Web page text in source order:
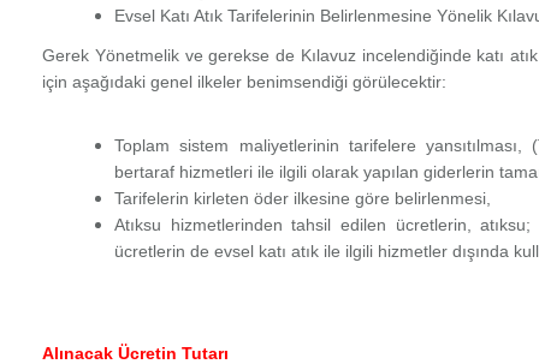
Evsel Katı Atık Tarifelerinin Belirlenmesine Yönelik
Gerek Yönetmelik ve gerekse de Kılavuz incelendiğinde katı
için aşağıdaki genel ilkeler benimsendiği görülecektir:
Toplam sistem maliyetlerinin tarifelere
bertaraf hizmetleri ile ilgili olarak yapılan giderlerin
Tarifelerin kirleten öder ilkesine göre belirlenmesi,
Atıksu hizmetlerinden tahsil edilen ücretlerin,
ücretlerin de evsel katı atık ile ilgili hizmetler dışında
Alınacak Ücretin Tutarı